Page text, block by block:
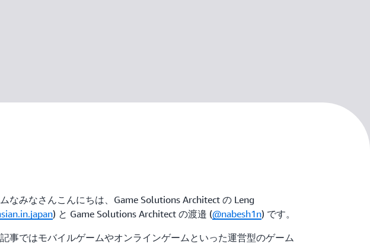
なみなさんこんにちは、Game Solutions Architect の Leng
) と Game Solutions Architect の渡邉 (@nabesh1n) です。
事ではモバイルゲームやオンラインゲームといった運営型のゲーム